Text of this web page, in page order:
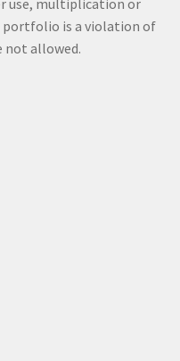
use, multiplication or
is a violation of
not allowed.